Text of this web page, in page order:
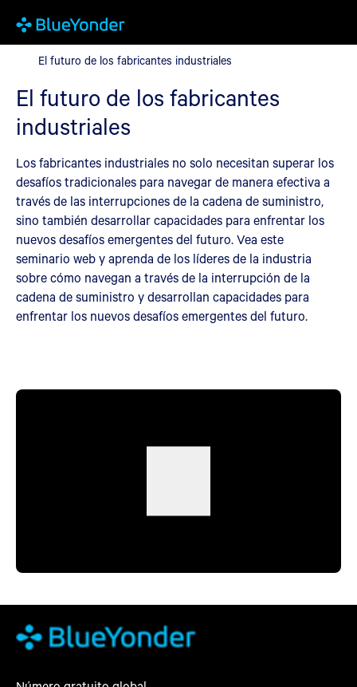
El futuro de los fabricantes industriales
El futuro de los fabricantes industriales
El futuro de los fabricantes
industriales
Los fabricantes industriales no solo necesitan superar los
desafíos tradicionales para navegar de manera efectiva a
través de las interrupciones de la cadena de suministro,
sino también desarrollar capacidades para enfrentar los
nuevos desafíos emergentes del futuro. Vea este
seminario web y aprenda de los líderes de la industria
sobre cómo navegan a través de la interrupción de la
cadena de suministro y desarrollan capacidades para
enfrentar los nuevos desafíos emergentes del futuro.